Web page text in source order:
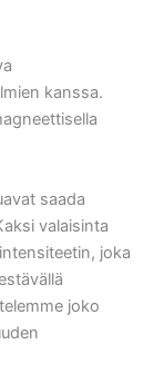
kanssa.
saada
valaisinta
joka
joko